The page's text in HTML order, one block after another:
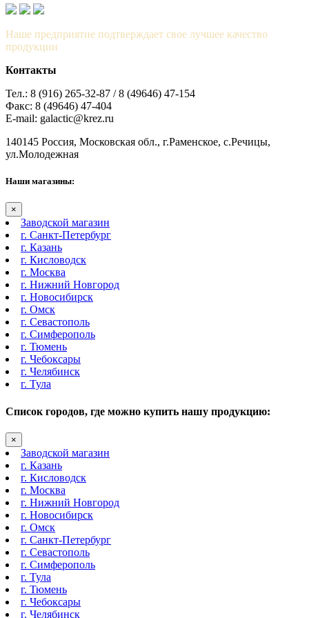
Наше предприятие подтверждает свое лучшее качество
продукции
Контакты
Тел.: 8 (916) 265-32-87 / 8 (49646) 47-154
Факс: 8 (49646) 47-404
E-mail: galactic@krez.ru
140145 Россия, Московская обл., г.Раменское, с.Речицы,
ул.Молодежная
Наши магазины:
×
Заводской магазин
г. Санкт-Петербург
г. Казань
г. Кисловодск
г. Москва
г. Нижний Новгород
г. Новосибирск
г. Омск
г. Севастополь
г. Симферополь
г. Тюмень
г. Чебоксары
г. Челябинск
г. Тула
Список городов, где можно купить нашу продукцию:
×
Заводской магазин
г. Казань
г. Кисловодск
г. Москва
г. Нижний Новгород
г. Новосибирск
г. Омск
г. Санкт-Петербург
г. Севастополь
г. Симферополь
г. Тула
г. Тюмень
г. Чебоксары
г. Челябинск